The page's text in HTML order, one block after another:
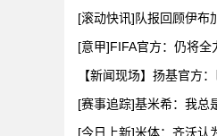
[滚动快讯]队报回顾伊布
[意甲]FIFA官方：仍将
【新闻现场】扬基官方
[赛事追踪]基米希：我总
[今日上新]米体：齐沃认